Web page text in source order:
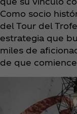
Como socio
del Tour del
estrategia que
miles de
de que